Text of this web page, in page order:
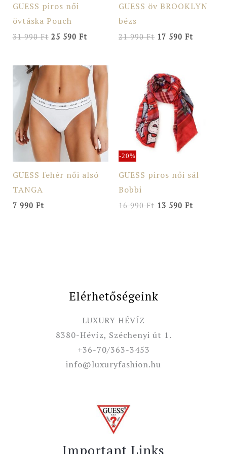
GUESS piros női
övtáska Pouch
31 990Ft 25 590 Ft
GUESS öv BROOKLYN
bézs
21 990Ft 17 590 Ft
GUESS fehér női alsó
TANGA
7 990 Ft
-20%
GUESS piros női sál
Bobbi
16 990Ft
price
was:
16
990 Ft.
13 590 Ft
590 Ft.
Elérhetőségeink
LUXURY HÉVÍZ
8380-Hévíz, Széchenyi út 1.
+36-70/363-3453
info@luxuryfashion.hu
Important Links